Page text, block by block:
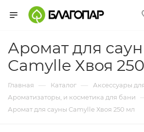
Аромат для
Camylle Хвоя
Главная — Каталог — Аксессуары
Ароматизаторы, и косметика для бани
Аромат для сауны Camylle Хвоя 250 мл